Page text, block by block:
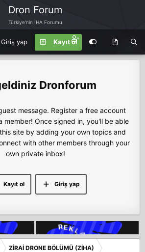
Dron Forum
Türkiye'nin İHA Forumu
Giriş yap Kayıt ol
Dronforum
message. Register a free account
member! Once signed in, you'll be able
site by adding your own topics and
with other members through your
own private inbox!
Giriş yap
Kayıt ol
ZİRAİ DRONE BÖLÜMÜ (ZİHA)